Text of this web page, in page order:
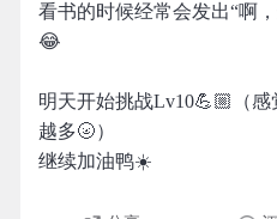
看书的时候经常会发出“啊
😂
明天开始挑战Lv10💪🏼（
越多🌝）
继续加油鸭☀️